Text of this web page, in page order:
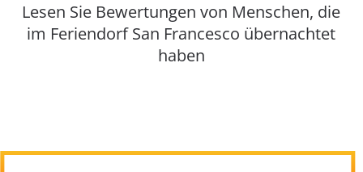
Lesen Sie Bewertungen von Menschen, die
im Feriendorf San Francesco übernachtet
haben